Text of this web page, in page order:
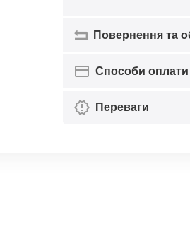
Повернення та
Способи оплати
Переваги